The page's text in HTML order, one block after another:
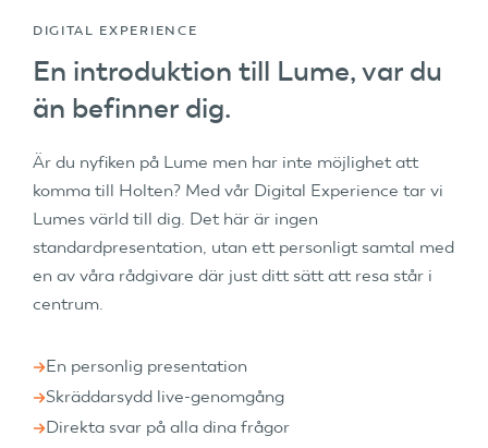
DIGITAL EXPERIENCE
En introduktion till Lume, var du
än befinner dig.
Är du nyfiken på Lume men har inte möjlighet att
komma till Holten? Med vår Digital Experience tar vi
Lumes värld till dig. Det här är ingen
standardpresentation, utan ett personligt samtal med
en av våra rådgivare där just ditt sätt att resa står i
centrum.
En personlig presentation
Skräddarsydd live-genomgång
Direkta svar på alla dina frågor